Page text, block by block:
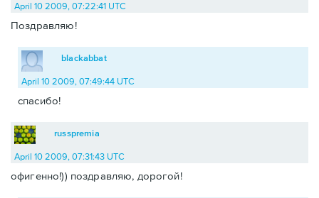
April 10 2009, 07:22:41 UTC
Поздравляю!
blackabbat
April 10 2009, 07:49:44 UTC
спасибо!
russpremia
April 10 2009, 07:31:43 UTC
офигенно!)) поздравляю, дорогой!